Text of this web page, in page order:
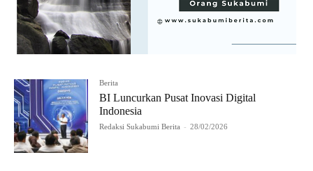
Berita
BI Luncurkan Pusat Inovasi Digital
Indonesia
Redaksi Sukabumi Berita - 28/02/2026